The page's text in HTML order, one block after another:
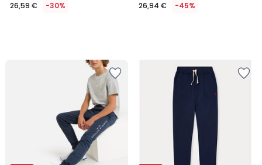
26,59 € -30% 26,94 € -45%